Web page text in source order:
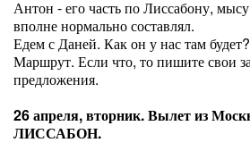
Антон - его часть по Лиссабону,
вполне нормально составлял.
Едем с Даней. Как он у нас там
Маршрут. Если что, то пишите свои
предложения.
26 апреля, вторник. Вылет из
ЛИССАБОН.